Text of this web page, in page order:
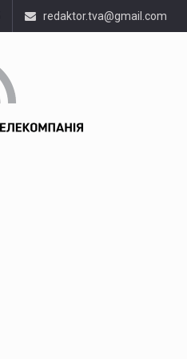
redaktor.tva@gmail.com